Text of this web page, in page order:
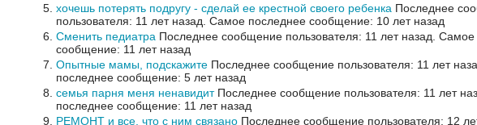
хочешь потерять подругу - сделай ее крестной своего ребенка Последнее
пользователя: 11 лет назад. Самое последнее сообщение: 10 лет назад
Сменить педиатра Последнее сообщение пользователя: 11 лет назад. Самое
сообщение: 11 лет назад
Опытные мамы, подскажите Последнее сообщение пользователя: 11 лет
последнее сообщение: 5 лет назад
семья парня меня ненавидитПоследнее сообщение пользователя: 11 лет
последнее сообщение: 11 лет назад
РЕМОНТ и все, что с ним связано Последнее сообщение пользователя: 12